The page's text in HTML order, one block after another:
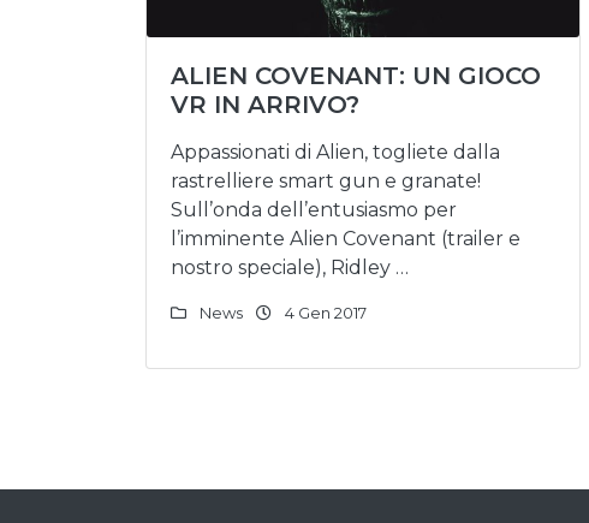
ALIEN COVENANT: UN GIOCO
VR IN ARRIVO?
Appassionati di Alien, togliete dalla
rastrelliere smart gun e granate!
Sull’onda dell’entusiasmo per
l’imminente Alien Covenant (trailer e
nostro speciale), Ridley …
News 4 Gen 2017